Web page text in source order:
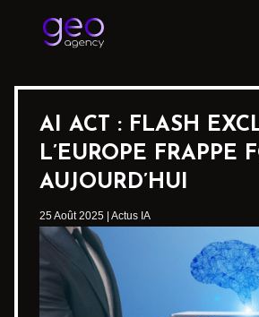
AI ACT : FLASH
L’EUROPE FRAPPE
AUJOURD’HUI
25 Août 2025 Actus IA